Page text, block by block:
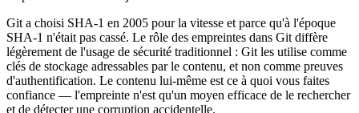
Git a choisi SHA-1 en 2005 pour la vitesse et parce qu'à l'époque
SHA-1 n'était pas cassé. Le rôle des empreintes dans Git diffère
légèrement de l'usage de sécurité traditionnel : Git les utilise comme
clés de stockage adressables par le contenu, et non comme preuves
d'authentification. Le contenu lui-même est ce à quoi vous faites
confiance — l'empreinte n'est qu'un moyen efficace de le rechercher
et de détecter une corruption accidentelle.